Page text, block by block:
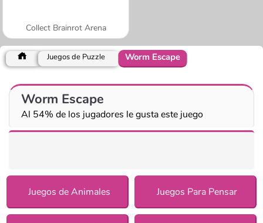
Collect Brainrot Arena
Juegos de Puzzle Worm Escape
Worm Escape
Al 54% de los jugadores le gusta este juego
Juegos de Animales Juegos Para Pensar